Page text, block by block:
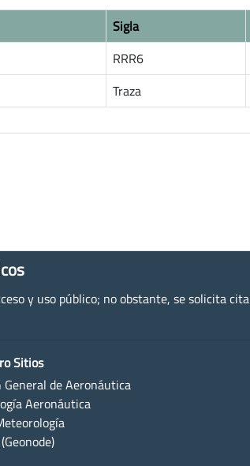
Sigla
RRR6
Traza
y uso público; no obstante, se solicita
Sitios
General de Aeronáutica
Aeronáutica